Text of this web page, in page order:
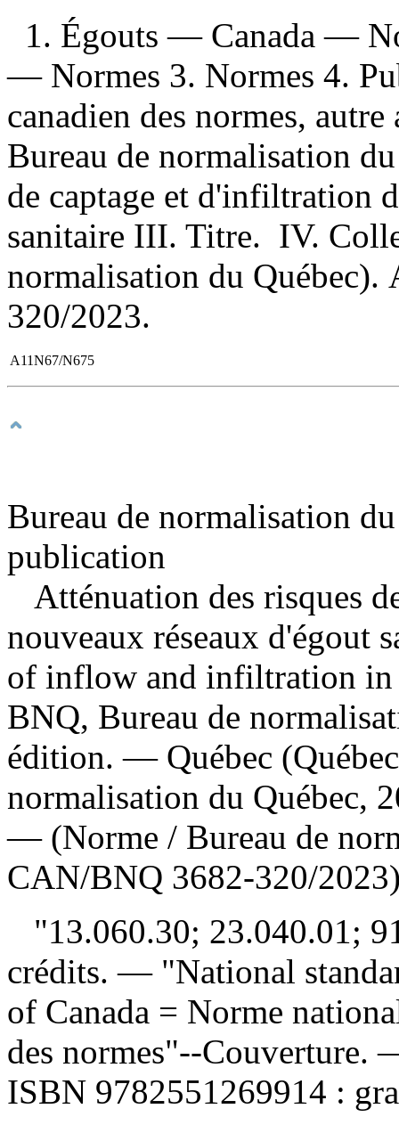
1. Égouts — Canada —
— Normes 3. Normes 4.
canadien des normes,
Bureau de normalisation
de captage et d'infiltration
sanitaire III. Titre. IV.
normalisation du
320/2023.
A11N67/N675
Bureau de normalisation
publication
Atténuation des risques
nouveaux réseaux d'égout
of inflow and infiltration in
BNQ, Bureau de
édition. — Québec
normalisation du Québec,
— (Norme / Bureau de
CAN/BNQ 3682-320/
"13.060.30; 23.040.01;
crédits. — "National
of Canada = Norme
des normes"--Couverture.
ISBN 9782551269914 :